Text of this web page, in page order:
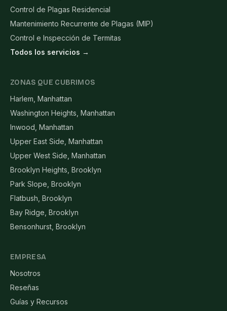
Control de Plagas Residencial
Mantenimiento Recurrente de Plagas (MIP)
Control e Inspección de Termitas
Todos los servicios →
ZONAS QUE CUBRIMOS
Harlem, Manhattan
Washington Heights, Manhattan
Inwood, Manhattan
Upper East Side, Manhattan
Upper West Side, Manhattan
Brooklyn Heights, Brooklyn
Park Slope, Brooklyn
Flatbush, Brooklyn
Bay Ridge, Brooklyn
Bensonhurst, Brooklyn
EMPRESA
Nosotros
Reseñas
Guías y Recursos